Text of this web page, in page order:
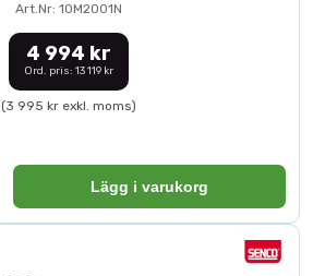
Art.Nr: 10M2001N
4 994 kr
Ord. pris: 13 119 kr
(3 995 kr exkl. moms)
Lägg i varukorg